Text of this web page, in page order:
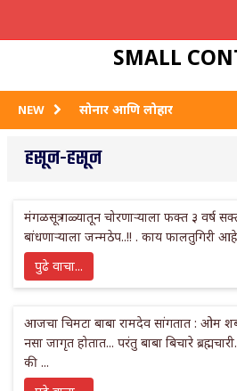
Password
Remember Me
SMALL
NEW सोनार आणि लोहार
स्वाभिमानाची जादू
प्रारब्ध बदलण्याचं सामर्थ्य
हसून-हसून
मंगळसूत्र गळ्यातून चोरणाऱ्याला फक्त ३ वर्ष
बांधणाऱ्याला जन्मठेप..!! . काय फालतुगिरी
पुढे वाचा...
आजचा चिमटा बाबा रामदेव सांगतात : ओम
नसा जागृत होतात... परंतु बाबा बिचारे
की ...